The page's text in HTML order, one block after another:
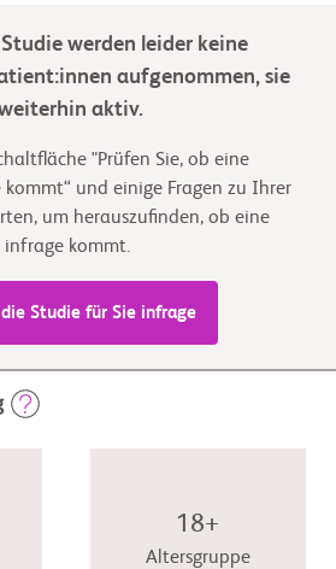
werden leider keine
aufgenommen, sie
aktiv.
"Prüfen Sie, ob eine
und einige Fragen zu Ihrer
um herauszufinden, ob eine
infrage kommt.
Studie für Sie infrage
18+
Altersgruppe